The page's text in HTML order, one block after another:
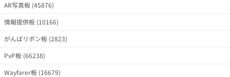
AR写真板 (45876)
情報提供板 (10166)
がんばリボン板 (2823)
PvP板 (66238)
Wayfarer板 (16679)